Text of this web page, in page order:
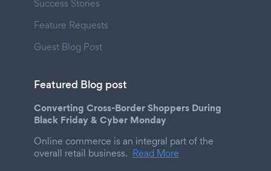
Success Stories
Feature Requests
Guest Blog Post
Featured Blog post
Converting Cross-Border Shoppers During
Black Friday & Cyber Monday
Online commerce is an integral part of the
overall retail business. Read More